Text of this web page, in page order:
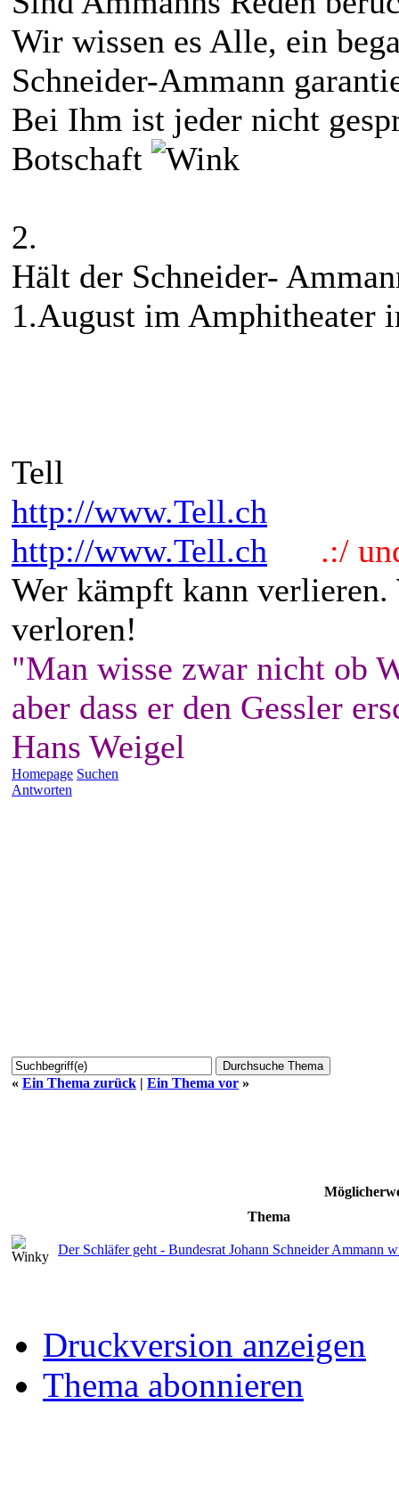
Wir wissen es Alle, ein
Schneider-Ammann
Bei Ihm ist jeder nicht
Botschaft
2.
Hält der Schneider-
1.August im Amphitheater
Tell
http://www.Tell.ch
http://www.Tell.ch
.:/
Wer kämpft kann
verloren!
"Man wisse zwar nicht ob
aber dass er den Gessler
Hans Weigel
Homepage Suchen
Antworten
« Ein Thema zurück | Ein Thema vor »
Thema
Der Schläfer geht - Bundesrat Johann Schneider Ammann
Druckversion anzeigen
Thema abonnieren